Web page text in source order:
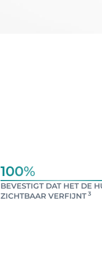
100%
BEVESTIGT DAT HET DE
ZICHTBAAR VERFIJNT 3